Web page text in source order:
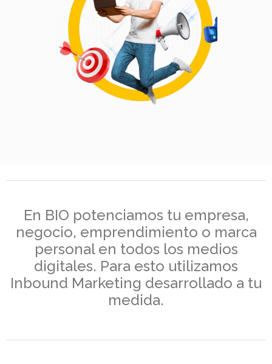
En BIO potenciamos tu empresa,
negocio, emprendimiento o marca
personal en todos los medios
digitales. Para esto utilizamos
Inbound Marketing desarrollado a tu
medida.